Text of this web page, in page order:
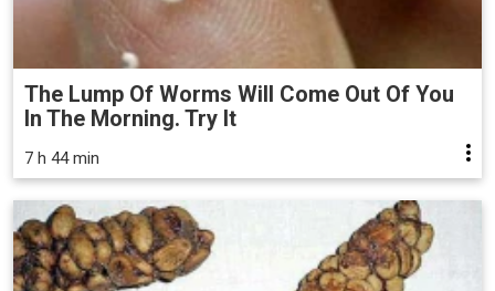
The Lump Of Worms Will Come Out Of You
In The Morning. Try It
7 h 44 min